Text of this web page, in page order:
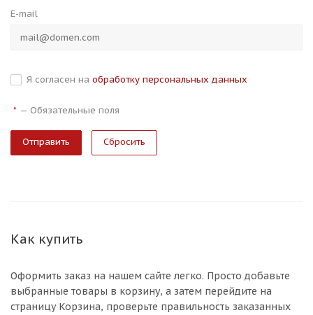
E-mail
Я согласен на обработку персональных данных
* — Обязательные поля
Сбросить
Как купить
Оформить заказ на нашем сайте легко. Просто добавьте
выбранные товары в корзину, а затем перейдите на
страницу Корзина, проверьте правильность заказанных